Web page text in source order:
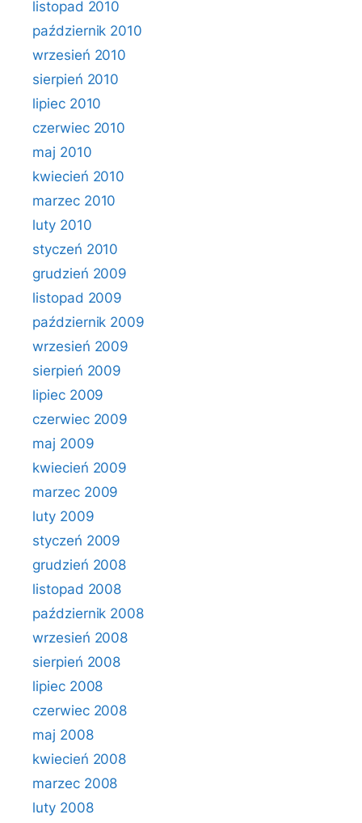
listopad 2010
październik 2010
wrzesień 2010
sierpień 2010
lipiec 2010
czerwiec 2010
maj 2010
kwiecień 2010
marzec 2010
luty 2010
styczeń 2010
grudzień 2009
listopad 2009
październik 2009
wrzesień 2009
sierpień 2009
lipiec 2009
czerwiec 2009
maj 2009
kwiecień 2009
marzec 2009
luty 2009
styczeń 2009
grudzień 2008
listopad 2008
październik 2008
wrzesień 2008
sierpień 2008
lipiec 2008
czerwiec 2008
maj 2008
kwiecień 2008
marzec 2008
luty 2008